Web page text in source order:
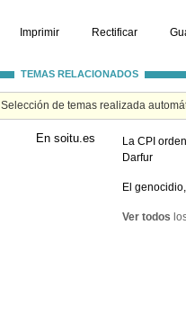
Imprimir Rectificar
TEMAS RELACIONADOS
Selección de temas realizada
En soitu.es
La CPI
Darfur
El
Ver todos